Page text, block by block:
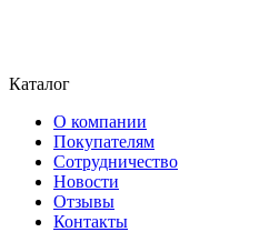
Каталог
О компании
Покупателям
Сотрудничество
Новости
Отзывы
Контакты